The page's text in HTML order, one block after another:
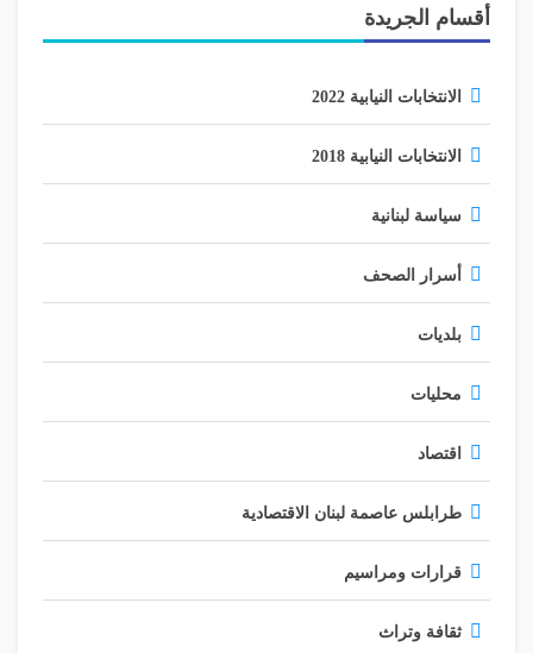
أقسام الجريدة
الانتخابات النيابية 2022
الانتخابات النيابية 2018
سياسة لبنانية
أسرار الصحف
بلديات
محليات
اقتصاد
طرابلس عاصمة لبنان الاقتصادية
قرارات ومراسيم
ثقافة وتراث